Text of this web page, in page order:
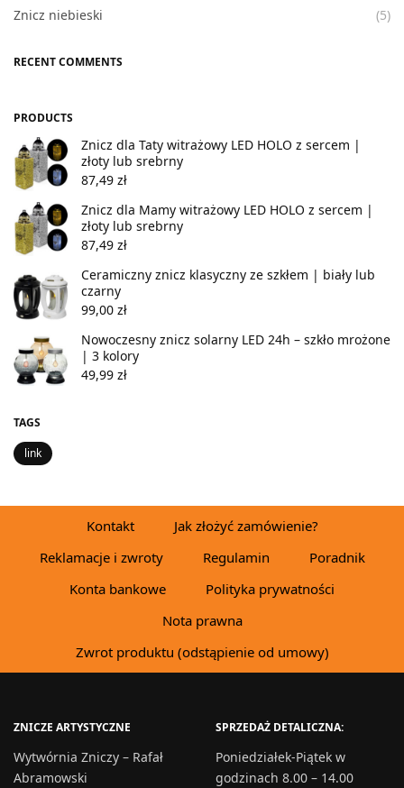
Znicz niebieski
(5)
RECENT COMMENTS
PRODUCTS
Znicz dla Taty witrażowy LED HOLO z sercem |
złoty lub srebrny
87,49 zł
Znicz dla Mamy witrażowy LED HOLO z sercem |
złoty lub srebrny
87,49 zł
Ceramiczny znicz klasyczny ze szkłem | biały lub
czarny
99,00 zł
Nowoczesny znicz solarny LED 24h – szkło mrożone
| 3 kolory
49,99 zł
TAGS
link
Kontakt
Jak złożyć zamówienie?
Reklamacje i zwroty
Regulamin
Poradnik
Konta bankowe
Polityka prywatności
Nota prawna
Zwrot produktu (odstąpienie od umowy)
ZNICZE ARTYSTYCZNE
Wytwórnia Zniczy – Rafał
Abramowski
SPRZEDAŻ DETALICZNA:
Poniedziałek-Piątek w
godzinach 8.00 – 14.00